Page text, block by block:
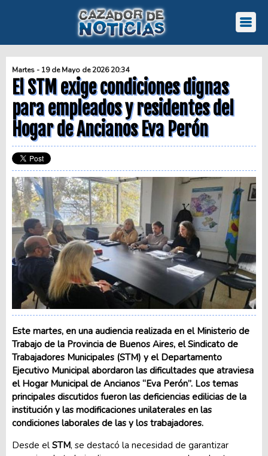
Martes - 19 de Mayo de 2026 20:34
El STM exige condiciones dignas
para empleados y residentes del
Hogar de Ancianos Eva Perón
Este martes, en una audiencia realizada en el Ministerio de
Trabajo de la Provincia de Buenos Aires, el Sindicato de
Trabajadores Municipales (STM) y el Departamento
Ejecutivo Municipal abordaron las dificultades que atraviesa
el Hogar Municipal de Ancianos “Eva Perón”. Los temas
principales discutidos fueron las deficiencias edilicias de la
institución y las modificaciones unilaterales en las
condiciones laborales de las y los trabajadores.
Desde el STM, se destacó la necesidad de garantizar